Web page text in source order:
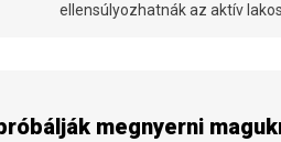
ellensúlyozhatnák az aktív
megnyerni